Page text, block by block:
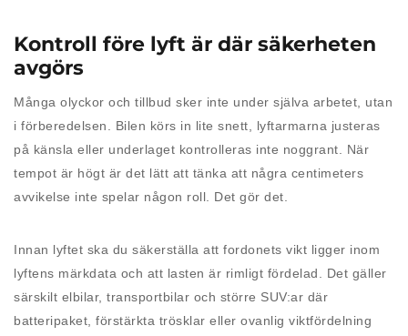
Kontroll före lyft är där säkerheten
avgörs
Många olyckor och tillbud sker inte under själva arbetet, utan
i förberedelsen. Bilen körs in lite snett, lyftarmarna justeras
på känsla eller underlaget kontrolleras inte noggrant. När
tempot är högt är det lätt att tänka att några centimeters
avvikelse inte spelar någon roll. Det gör det.
Innan lyftet ska du säkerställa att fordonets vikt ligger inom
lyftens märkdata och att lasten är rimligt fördelad. Det gäller
särskilt elbilar, transportbilar och större SUV:ar där
batteripaket, förstärkta trösklar eller ovanlig viktfördelning